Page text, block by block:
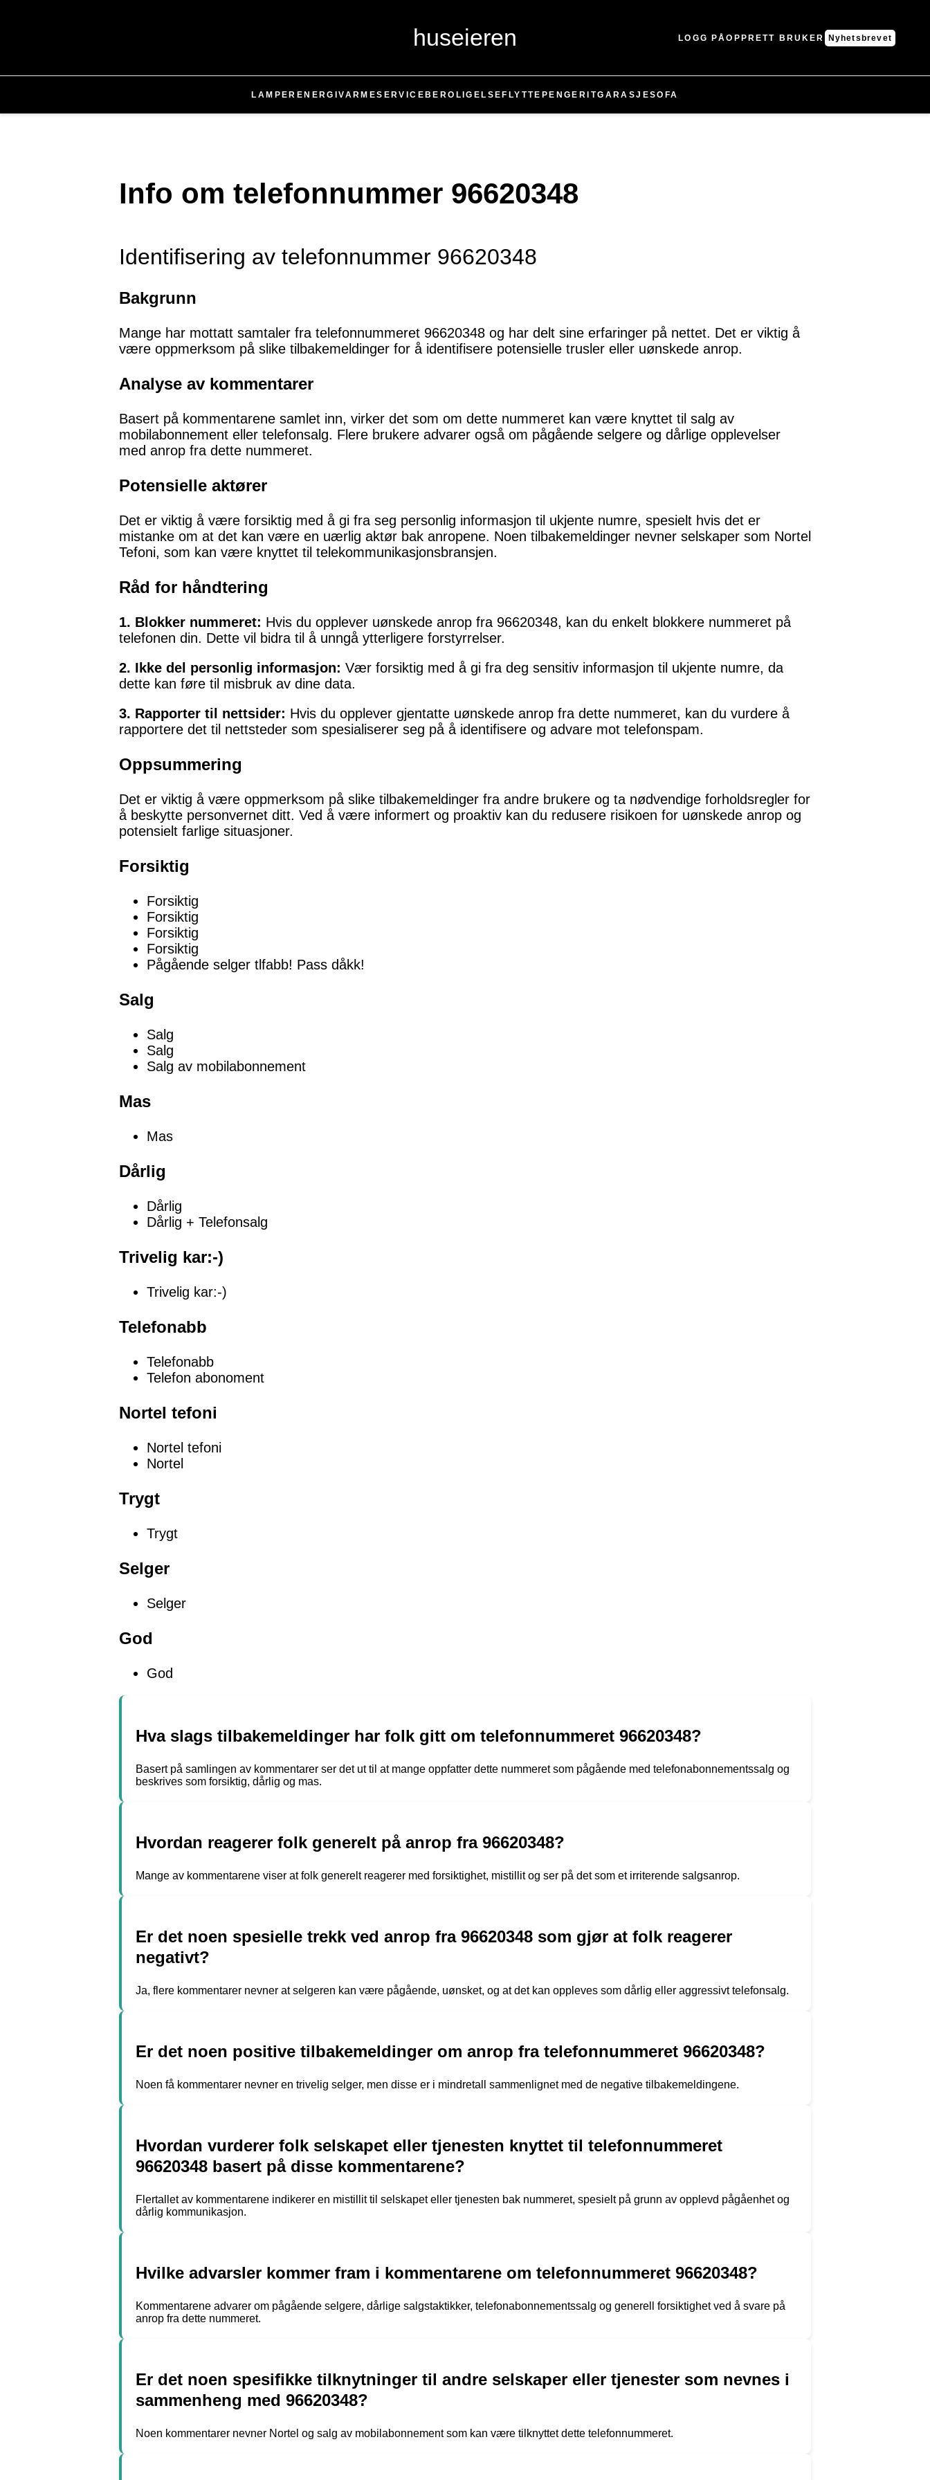
huseieren LOGG PÅOPPRETT BRUKER Nyhetsbrevet
LAMPER ENERGIVARMESERVICE BEROLIGELSE FLYTTE PENGER ITGARASJESOFA
Info om telefonnummer 96620348
Identifisering av telefonnummer 96620348
Bakgrunn
Mange har mottatt samtaler fra telefonnummeret 96620348 og har delt sine erfaringer på nettet. Det er viktig å
være oppmerksom på slike tilbakemeldinger for å identifisere potensielle trusler eller uønskede anrop.
Analyse av kommentarer
Basert på kommentarene samlet inn, virker det som om dette nummeret kan være knyttet til salg av
mobilabonnement eller telefonsalg. Flere brukere advarer også om pågående selgere og dårlige opplevelser
med anrop fra dette nummeret.
Potensielle aktører
Det er viktig å være forsiktig med å gi fra seg personlig informasjon til ukjente numre, spesielt hvis det er
mistanke om at det kan være en uærlig aktør bak anropene. Noen tilbakemeldinger nevner selskaper som Nortel
Tefoni, som kan være knyttet til telekommunikasjonsbransjen.
Råd for håndtering
1. Blokker nummeret: Hvis du opplever uønskede anrop fra 96620348, kan du enkelt blokkere nummeret på
telefonen din. Dette vil bidra til å unngå ytterligere forstyrrelser.
2. Ikke del personlig informasjon: Vær forsiktig med å gi fra deg sensitiv informasjon til ukjente numre, da
dette kan føre til misbruk av dine data.
3. Rapporter til nettsider: Hvis du opplever gjentatte uønskede anrop fra dette nummeret, kan du vurdere å
rapportere det til nettsteder som spesialiserer seg på å identifisere og advare mot telefonspam.
Oppsummering
Det er viktig å være oppmerksom på slike tilbakemeldinger fra andre brukere og ta nødvendige forholdsregler for
å beskytte personvernet ditt. Ved å være informert og proaktiv kan du redusere risikoen for uønskede anrop og
potensielt farlige situasjoner.
Forsiktig
Forsiktig
Forsiktig
Forsiktig
Forsiktig
Pågående selger tlfabb! Pass dåkk!
Salg
Salg
Salg
Salg av mobilabonnement
Mas
Mas
Dårlig
Dårlig
Dårlig + Telefonsalg
Trivelig kar:-)
Trivelig kar:-)
Telefonabb
Telefonabb
Telefon abonoment
Nortel tefoni
Nortel tefoni
Nortel
Trygt
Trygt
Selger
Selger
God
God
Hva slags tilbakemeldinger har folk gitt om telefonnummeret 96620348?
Basert på samlingen av kommentarer ser det ut til at mange oppfatter dette nummeret som pågående med telefonabonnementssalg og
beskrives som forsiktig, dårlig og mas.
Hvordan reagerer folk generelt på anrop fra 96620348?
Mange av kommentarene viser at folk generelt reagerer med forsiktighet, mistillit og ser på det som et irriterende salgsanrop.
Er det noen spesielle trekk ved anrop fra 96620348 som gjør at folk reagerer
negativt?
Ja, flere kommentarer nevner at selgeren kan være pågående, uønsket, og at det kan oppleves som dårlig eller aggressivt telefonsalg.
Er det noen positive tilbakemeldinger om anrop fra telefonnummeret 96620348?
Noen få kommentarer nevner en trivelig selger, men disse er i mindretall sammenlignet med de negative tilbakemeldingene.
Hvordan vurderer folk selskapet eller tjenesten knyttet til telefonnummeret
96620348 basert på disse kommentarene?
Flertallet av kommentarene indikerer en mistillit til selskapet eller tjenesten bak nummeret, spesielt på grunn av opplevd pågåenhet og
dårlig kommunikasjon.
Hvilke advarsler kommer fram i kommentarene om telefonnummeret 96620348?
Kommentarene advarer om pågående selgere, dårlige salgstaktikker, telefonabonnementssalg og generell forsiktighet ved å svare på
anrop fra dette nummeret.
Er det noen spesifikke tilknytninger til andre selskaper eller tjenester som nevnes i
sammenheng med 96620348?
Noen kommentarer nevner Nortel og salg av mobilabonnement som kan være tilknyttet dette telefonnummeret.